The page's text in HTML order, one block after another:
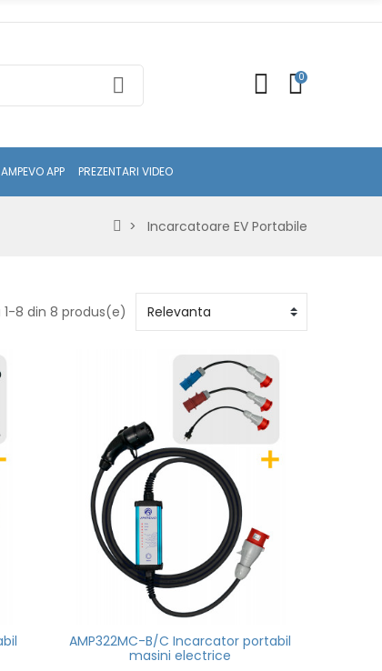
0
AMPEVO APP PREZENTARI VIDEO
Incarcatoare EV Portabile
1-8 din 8 produs(e)
AMP322MC-B/C Incarcator portabil
masini electrice